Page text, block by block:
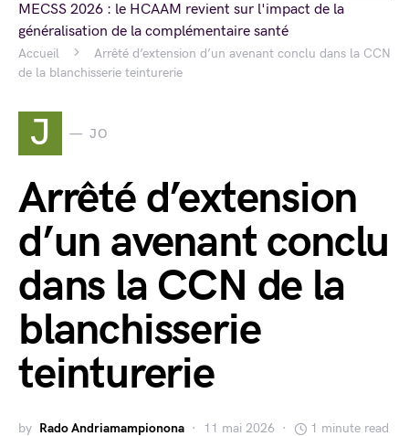
Accueil
Arrêté d’extension d’un avenant conclu dans la CCN
de la blanchisserie teinturerie
J JO
Arrêté d’extension
d’un avenant conclu
dans la CCN de la
blanchisserie
teinturerie
by Rado Andriamampionona 11 mai 2026 1 minute read
MECSS 2026 : le HCAAM revient sur l'impact de la
généralisation de la complémentaire santé